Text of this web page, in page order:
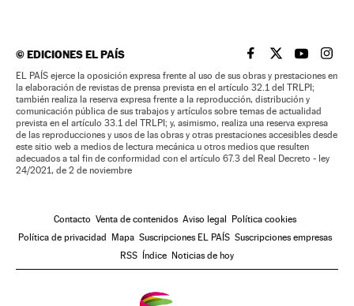
©EDICIONES EL PAÍS EL PAÍS BRASIL EN
EL PAÍSEL PAÍS
EL
EL PAÍS ejerce la oposición expresa frente al uso de sus obras y prestaciones en
la elaboración de revistas de prensa prevista en el artículo 32.1 del TRLPI;
también realiza la reserva expresa frente a la reproducción, distribución y
comunicación pública de sus trabajos y artículos sobre temas de actualidad
prevista en el artículo 33.1 del TRLPI; y, asimismo, realiza una reserva expresa
de las reproducciones y usos de las obras y otras prestaciones accesibles desde
este sitio web a medios de lectura mecánica u otros medios que resulten
adecuados a tal fin de conformidad con el artículo 67.3 del Real Decreto - ley
24/2021, de 2 de noviembre
Contacto Venta de contenidos Aviso legal Política cookies
Política de privacidad Mapa Suscripciones EL PAÍS Suscripciones empresas
RSS Índice Noticias de hoy